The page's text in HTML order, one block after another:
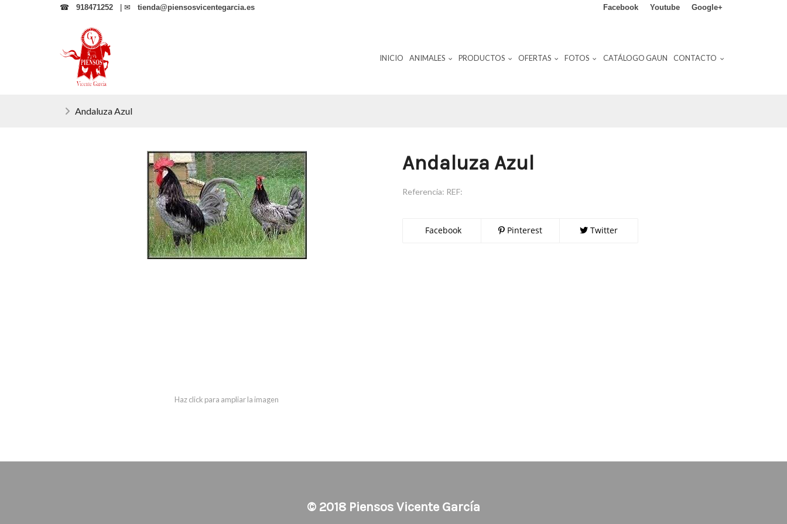
☎ 918471252 | ✉ tienda@piensosvicentegarcia.es Facebook Youtube Google+
INICIO ANIMALES PRODUCTOS OFERTAS FOTOS CATÁLOGO GAUN CONTACTO
Andaluza Azul
Haz click para ampliar la imagen
Andaluza Azul
Referencia: REF:
Facebook Pinterest Twitter
© 2018 Piensos Vicente García